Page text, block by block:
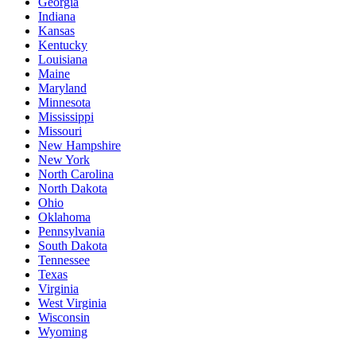
Indiana
Kansas
Kentucky
Louisiana
Maine
Maryland
Minnesota
Mississippi
Missouri
New Hampshire
New York
North Carolina
North Dakota
Ohio
Oklahoma
Pennsylvania
South Dakota
Tennessee
Texas
Virginia
West Virginia
Wisconsin
Wyoming